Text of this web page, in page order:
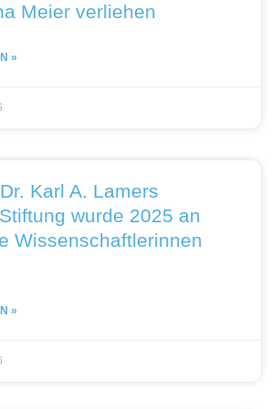
Meier verliehen
»
Karl A. Lamers
wurde 2025 an
Wissenschaftlerinnen
»